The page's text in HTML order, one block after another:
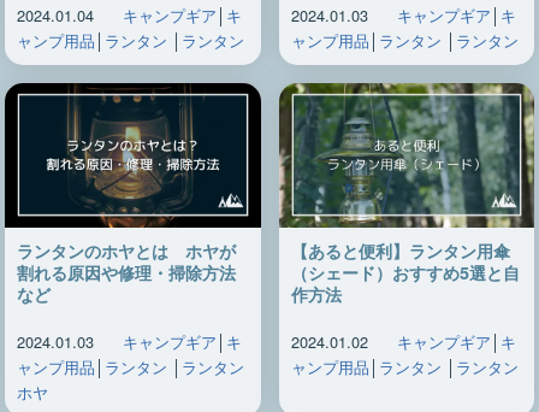
2024.01.04 キャンプギア │ キ
ャンプ用品 │ ランタン │ ランタン
2024.01.03 キャンプギア │ キ
ャンプ用品 │ ランタン │ ランタン
ランタンのホヤとは ホヤが
割れる原因や修理・掃除方法
など
2024.01.03 キャンプギア │ キ
ャンプ用品 │ ランタン │ ランタン
ホヤ
【あると便利】ランタン用傘
（シェード）おすすめ5選と自
作方法
2024.01.02 キャンプギア │ キ
ャンプ用品 │ ランタン │ ランタン